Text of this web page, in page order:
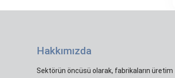
Hakkımızda
Sektörün öncüsü olarak, fabrikaların üretim